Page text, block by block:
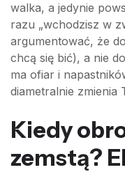
walka, a jedynie
razu „wchodzisz w
argumentować, że
chcą się bić), a nie
ma ofiar i
diametralnie zmienia
Kiedy
zemstą?